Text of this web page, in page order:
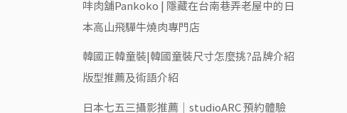
㕩肉舖Pankoko | 隱藏在台南巷弄老屋中的日
本高山飛驒牛燒肉專門店
韓國正韓童裝|韓國童裝尺寸怎麼挑?品牌介紹
版型推薦及術語介紹
日本七五三攝影推薦｜studioARC 預約體驗